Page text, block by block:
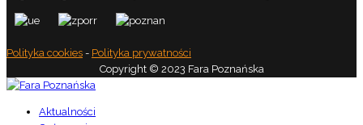
Polityka cookies - Polityka prywatności
Copyright © 2023 Fara Poznańska
Aktualności